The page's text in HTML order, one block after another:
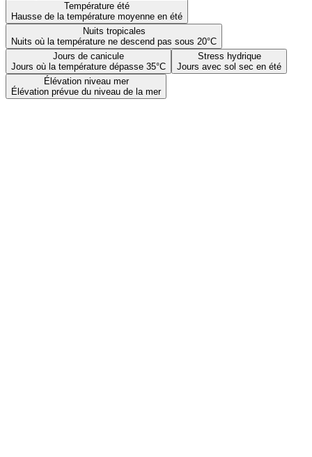
Température été
Hausse de la température moyenne en été
Nuits tropicales
Nuits où la température ne descend pas sous 20°C
Jours de canicule
Jours où la température dépasse 35°C
Stress hydrique
Jours avec sol sec en été
Élévation niveau mer
Élévation prévue du niveau de la mer